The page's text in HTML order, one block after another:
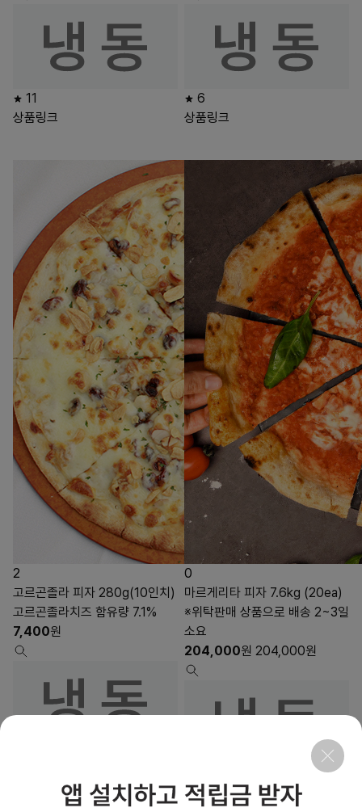
11
상품링크
6
상품링크
2
고르곤졸라 피자 280g(10인치)
고르곤졸라치즈 함유량 7.1%
7,400원
0
마르게리타 피자 7.6kg (20ea)
※위탁판매 상품으로 배송 2~3일
소요
204,000원 204,000원